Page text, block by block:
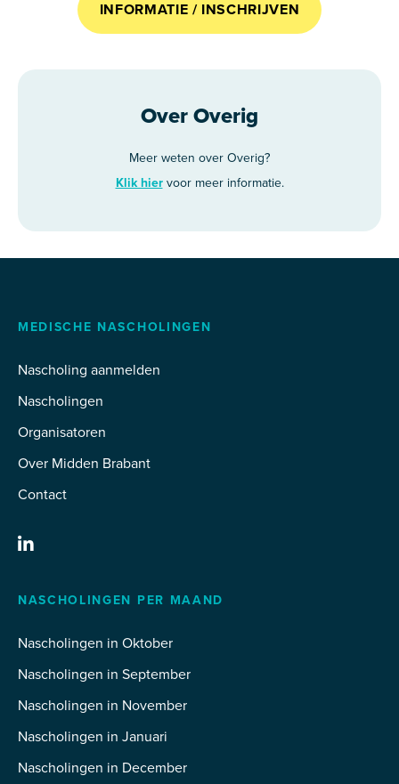
INFORMATIE / INSCHRIJVEN
Over Overig
Meer weten over Overig?
Klik hiervoor meer informatie.
MEDISCHE NASCHOLINGEN
Nascholing aanmelden
Nascholingen
Organisatoren
Over Midden Brabant
Contact
NASCHOLINGEN PER MAAND
Nascholingen in Oktober
Nascholingen in September
Nascholingen in November
Nascholingen in Januari
Nascholingen in December